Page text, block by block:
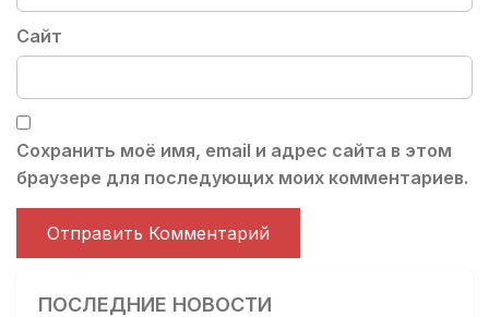
Сайт
Сохранить моё имя, email и адрес сайта в этом
браузере для последующих моих комментариев.
ПОСЛЕДНИЕ НОВОСТИ